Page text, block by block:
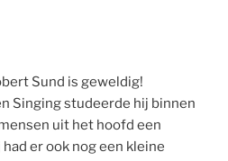
Sund is geweldig!
Singing studeerde hij binnen
uit het hoofd een
er ook nog een kleine